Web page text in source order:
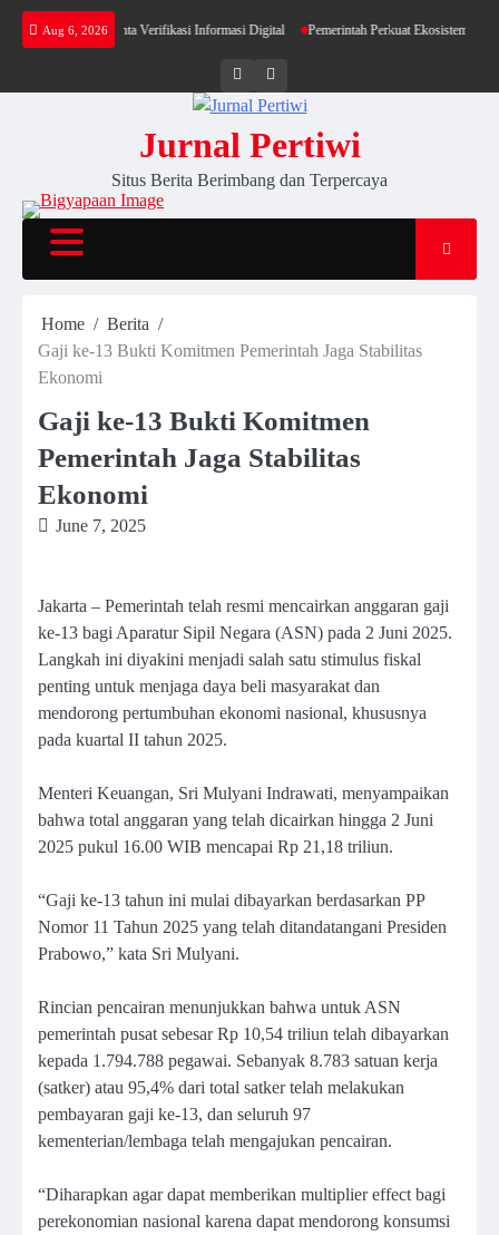
Skip
Aug 6, 2026
Publik Diminta Verifikasi Informasi Digital Pemerintah Perkuat Ekosistem Media
Twitter
Jurnal Pertiwi
Situs Berita Berimbang dan Terpercaya
Home
Berita
Gaji ke-13 Bukti Komitmen Pemerintah Jaga Stabilitas
Ekonomi
Gaji ke-13 Bukti Komitmen
Pemerintah Jaga Stabilitas
Ekonomi
June 7, 2025
Jakarta – Pemerintah telah resmi mencairkan anggaran gaji
ke-13 bagi Aparatur Sipil Negara (ASN) pada 2 Juni 2025.
Langkah ini diyakini menjadi salah satu stimulus fiskal
penting untuk menjaga daya beli masyarakat dan
mendorong pertumbuhan ekonomi nasional, khususnya
pada kuartal II tahun 2025.
Menteri Keuangan, Sri Mulyani Indrawati, menyampaikan
bahwa total anggaran yang telah dicairkan hingga 2 Juni
2025 pukul 16.00 WIB mencapai Rp 21,18 triliun.
“Gaji ke-13 tahun ini mulai dibayarkan berdasarkan PP
Nomor 11 Tahun 2025 yang telah ditandatangani Presiden
Prabowo,” kata Sri Mulyani.
Rincian pencairan menunjukkan bahwa untuk ASN
pemerintah pusat sebesar Rp 10,54 triliun telah dibayarkan
kepada 1.794.788 pegawai. Sebanyak 8.783 satuan kerja
(satker) atau 95,4% dari total satker telah melakukan
pembayaran gaji ke-13, dan seluruh 97
kementerian/lembaga telah mengajukan pencairan.
“Diharapkan agar dapat memberikan multiplier effect bagi
perekonomian nasional karena dapat mendorong konsumsi